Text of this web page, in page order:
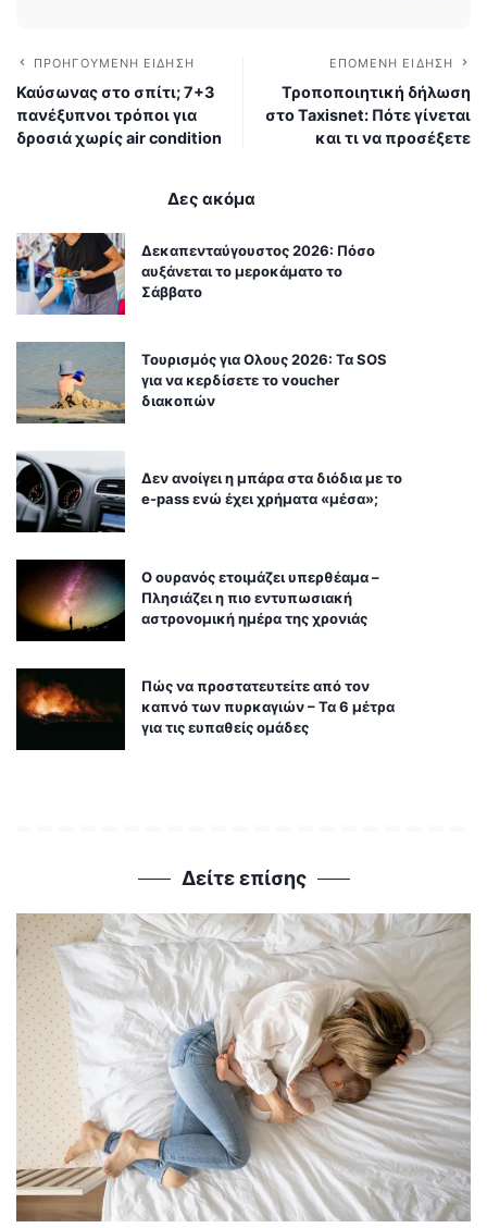
ΠΡΟΗΓΟΎΜΕΝΗ ΕΊΔΗΣΗ
Καύσωνας στο σπίτι; 7+3
πανέξυπνοι τρόποι για
δροσιά χωρίς air condition
ΕΠΌΜΕΝΗ ΕΊΔΗΣΗ
Τροποποιητική δήλωση
στο Taxisnet: Πότε γίνεται
και τι να προσέξετε
Δες ακόμα
Δεκαπενταύγουστος 2026: Πόσο
αυξάνεται το μεροκάματο το
Σάββατο
Τουρισμός για Ολους 2026: Τα SOS
για να κερδίσετε το voucher
διακοπών
Δεν ανοίγει η μπάρα στα διόδια με το
e-pass ενώ έχει χρήματα «μέσα»;
Ο ουρανός ετοιμάζει υπερθέαμα –
Πλησιάζει η πιο εντυπωσιακή
αστρονομική ημέρα της χρονιάς
Πώς να προστατευτείτε από τον
καπνό των πυρκαγιών – Τα 6 μέτρα
για τις ευπαθείς ομάδες
Δείτε επίσης